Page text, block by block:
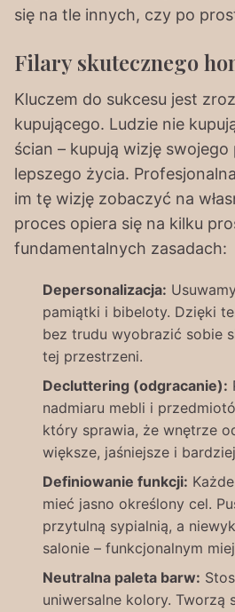
się na tle innych, czy po
Filary skutecznego
Kluczem do sukcesu jest
kupującego. Ludzie nie
ścian – kupują wizję swojego
lepszego życia.
im tę wizję zobaczyć na
proces opiera się na kilku
fundamentalnych zasadach:
Depersonalizacja:
pamiątki i bibeloty. Dzięki
bez trudu wyobrazić sobie
tej przestrzeni.
Decluttering (odgracanie):
nadmiaru mebli i
który sprawia, że wnętrze
większe, jaśniejsze i
Definiowanie funkcji:
mieć jasno określony cel.
przytulną sypialnią, a
salonie – funkcjonalnym
Neutralna paleta barw:
uniwersalne kolory. Tworzą